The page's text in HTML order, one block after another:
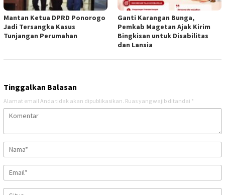
Mantan Ketua DPRD Ponorogo
Jadi Tersangka Kasus
Tunjangan Perumahan
Ganti Karangan Bunga,
Pemkab Magetan Ajak Kirim
Bingkisan untuk Disabilitas
dan Lansia
Tinggalkan Balasan
Alamat email Anda tidak akan dipublikasikan. Ruas yang wajib ditandai *